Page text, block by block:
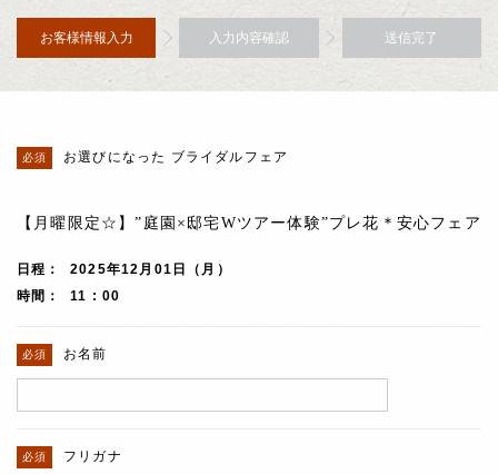
お客様情報入力 入力内容確認 送信完了
お選びになった ブライダルフェア
【月曜限定☆】”庭園×邸宅Wツアー体験”プレ花＊安心フェア
日程
2025年12月01日（月）
時間
11 : 00
お名前
フリガナ